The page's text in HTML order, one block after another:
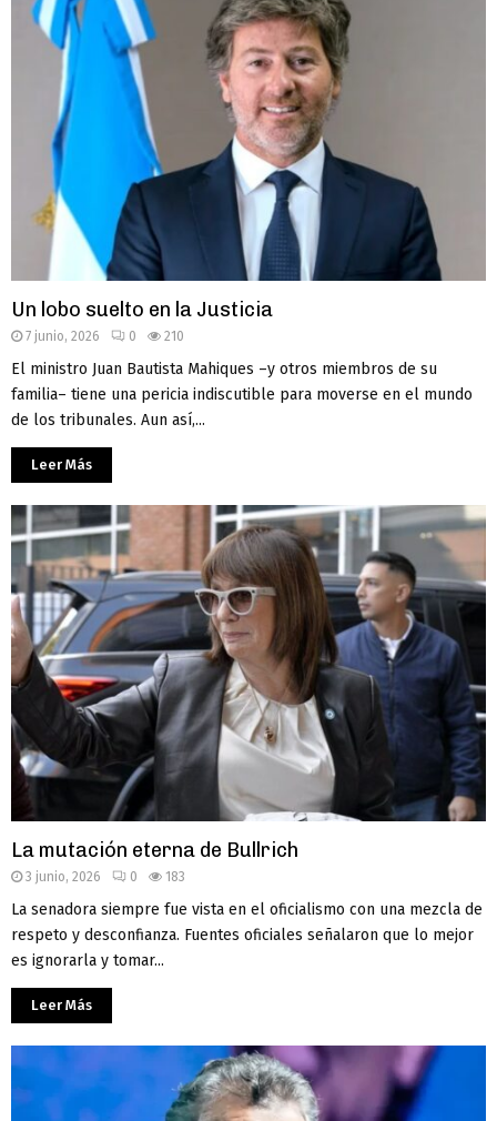
Un lobo suelto en la Justicia
7 junio, 2026 0 210
El ministro Juan Bautista Mahiques –y otros miembros de su
familia– tiene una pericia indiscutible para moverse en el mundo
de los tribunales. Aun así,...
Leer Más
La mutación eterna de Bullrich
3 junio, 2026 0 183
La senadora siempre fue vista en el oficialismo con una mezcla de
respeto y desconfianza. Fuentes oficiales señalaron que lo mejor
es ignorarla y tomar...
Leer Más